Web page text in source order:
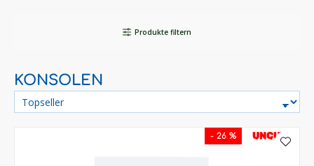
Produkte filtern
KONSOLEN
- 26 % UNCUT